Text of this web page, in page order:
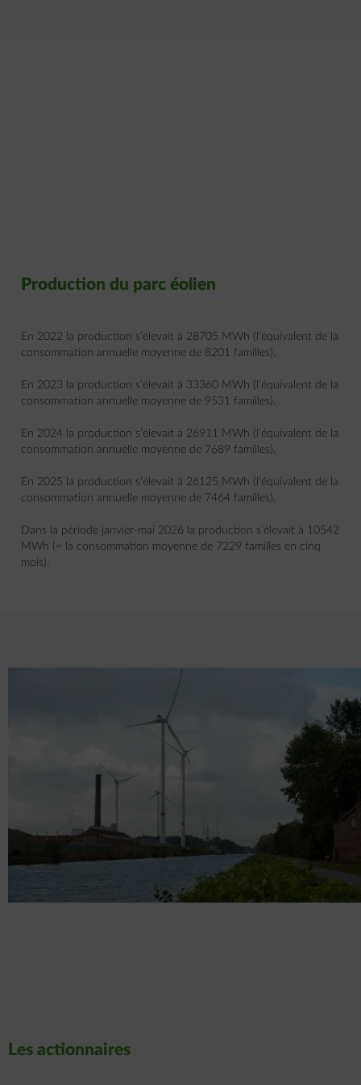
Production du parc éolien
En 2022 la production s’élevait à 28705 MWh (l’équivalent de la
consommation annuelle moyenne de 8201 familles).
En 2023 la production s’élevait à 33360 MWh (l’équivalent de la
consommation annuelle moyenne de 9531 familles).
En 2024 la production s’élevait à 26911 MWh (l’équivalent de la
consommation annuelle moyenne de 7689 familles).
En 2025 la production s’élevait à 26125 MWh (l’équivalent de la
consommation annuelle moyenne de 7464 familles).
Dans la période janvier-mai 2026 la production s’élevait à 10542
MWh (= la consommation moyenne de 7229 familles en cinq
mois).
Les actionnaires